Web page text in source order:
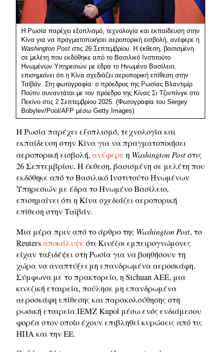
Η Ρωσία παρέχει εξοπλισμό, τεχνολογία και εκπαίδευση στην
Κίνα για να πραγματοποιήσει αεροπορική εισβολή, ανέφερε η
Washington Post στις 26 Σεπτεμβρίου. Η έκθεση, βασισμένη
σε μελέτη που εκδόθηκε από το Βασιλικό Ινστιτούτο
Ηνωμένων Υπηρεσιών με έδρα το Ηνωμένο Βασίλειο,
επισημαίνει ότι η Κίνα σχεδιάζει αεροπορική επίθεση στην
Ταϊβάν. Στη φωτογραφία: ο πρόεδρος της Ρωσίας Βλαντιμίρ
Πούτιν συναντάται με τον πρόεδρο της Κίνας Σι Τζινπίνγκ στο
Πεκίνο στις 2 Σεπτεμβρίου 2025. (Φωτογραφία του Sergey
Bobylev/Pool/AFP μέσω Getty Images)
Η Ρωσία παρέχει εξοπλισμό, τεχνολογία και
εκπαίδευση στην Κίνα για να πραγματοποιήσει
αεροπορική εισβολή,ανέφερε η Washington Postστις
26 Σεπτεμβρίου. Η έκθεση, βασισμένη σε μελέτη που
εκδόθηκε από το Βασιλικό Ινστιτούτο Ηνωμένων
Υπηρεσιών με έδρα το Ηνωμένο Βασίλειο,
επισημαίνει ότι η Κίνα σχεδιάζει αεροπορική
επίθεση στην Ταϊβάν.
Μια μέρα πριν από το άρθρο της Washington Post, το
Reutersαποκάλυψε ότι Κινέζοι εμπειρογνώμονες
είχαν ταξιδέψει στη Ρωσία για να βοηθήσουν τη
χώρα να αναπτύξει μη επανδρωμένα αεροσκάφη.
Σύμφωνα με το πρακτορείο, η Sichuan AEE, μια
κινεζική εταιρεία, πούλησε μη επανδρωμένα
αεροσκάφη επίθεσης και παρακολούθησης στη
ρωσική εταιρεία IEMZ Kupol μέσω ενός ενδιάμεσου
φορέα στον οποίο έχουν επιβληθεί κυρώσεις από τις
ΗΠΑ και την ΕΕ.